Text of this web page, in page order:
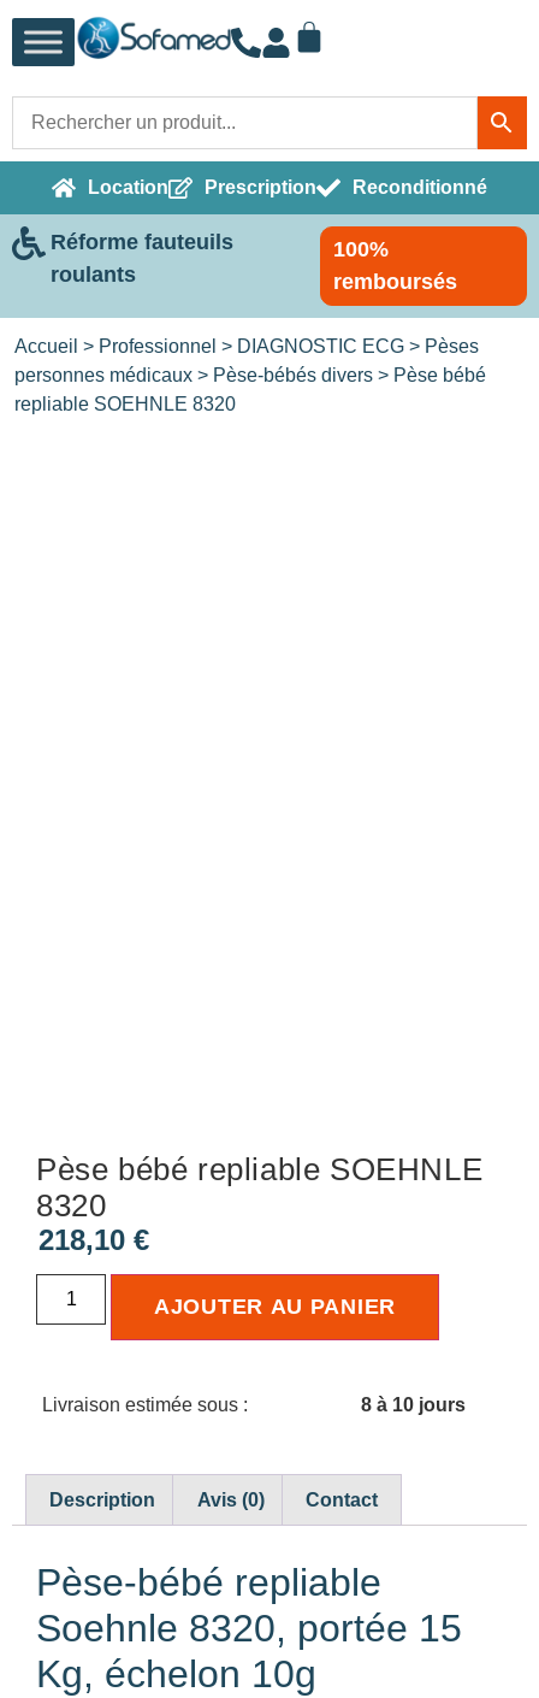
Location Prescription Reconditionné
Réforme fauteuils
roulants
100%
remboursés
Accueil > Professionnel > DIAGNOSTIC ECG > Pèses
personnes médicaux > Pèse-bébés divers > Pèse bébé
repliable SOEHNLE 8320
Pèse bébé repliable SOEHNLE
8320
218,10 €
AJOUTER AU PANIER
Livraison estimée sous : 8 à 10 jours
Description Avis (0) Contact
Pèse-bébé repliable
Soehnle 8320, portée 15
Kg, échelon 10g